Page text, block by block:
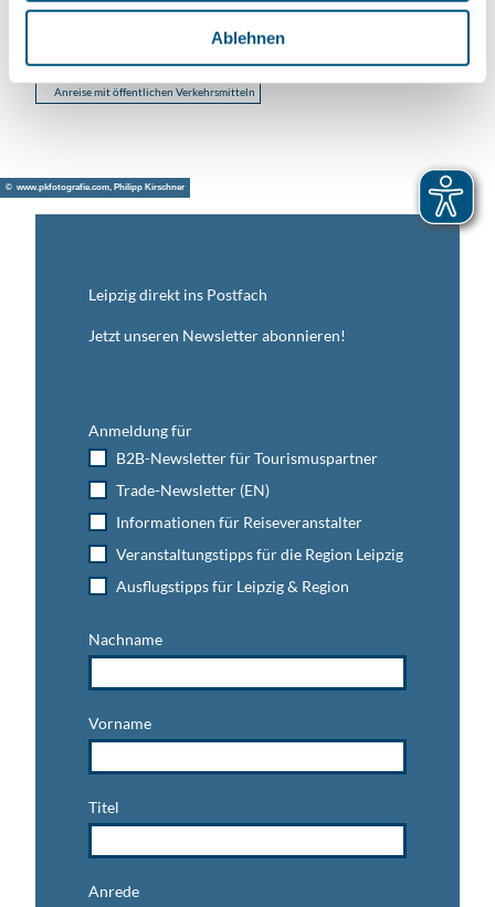
Ablehnen
Anreise mit dem Auto
Anreise mit öffentlichen Verkehrsmitteln
© www.pkfotografie.com, Philipp Kirschner
Leipzig direkt ins Postfach
Jetzt unseren Newsletter abonnieren!
Anmeldung für
B2B-Newsletter für Tourismuspartner
Trade-Newsletter (EN)
Informationen für Reiseveranstalter
Veranstaltungstipps für die Region Leipzig
Ausflugstipps für Leipzig & Region
Nachname
Vorname
Titel
Anrede